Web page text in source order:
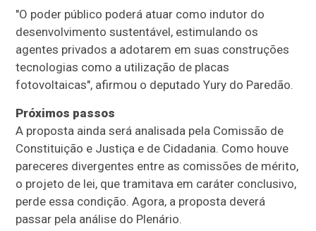
"O poder público poderá atuar como indutor do
desenvolvimento sustentável, estimulando os
agentes privados a adotarem em suas construções
tecnologias como a utilização de placas
fotovoltaicas", afirmou o deputado Yury do Paredão.
Próximos passos
A proposta ainda será analisada pela Comissão de
Constituição e Justiça e de Cidadania. Como houve
pareceres divergentes entre as comissões de mérito,
o projeto de lei, que tramitava em caráter conclusivo,
perde essa condição. Agora, a proposta deverá
passar pela análise do Plenário.